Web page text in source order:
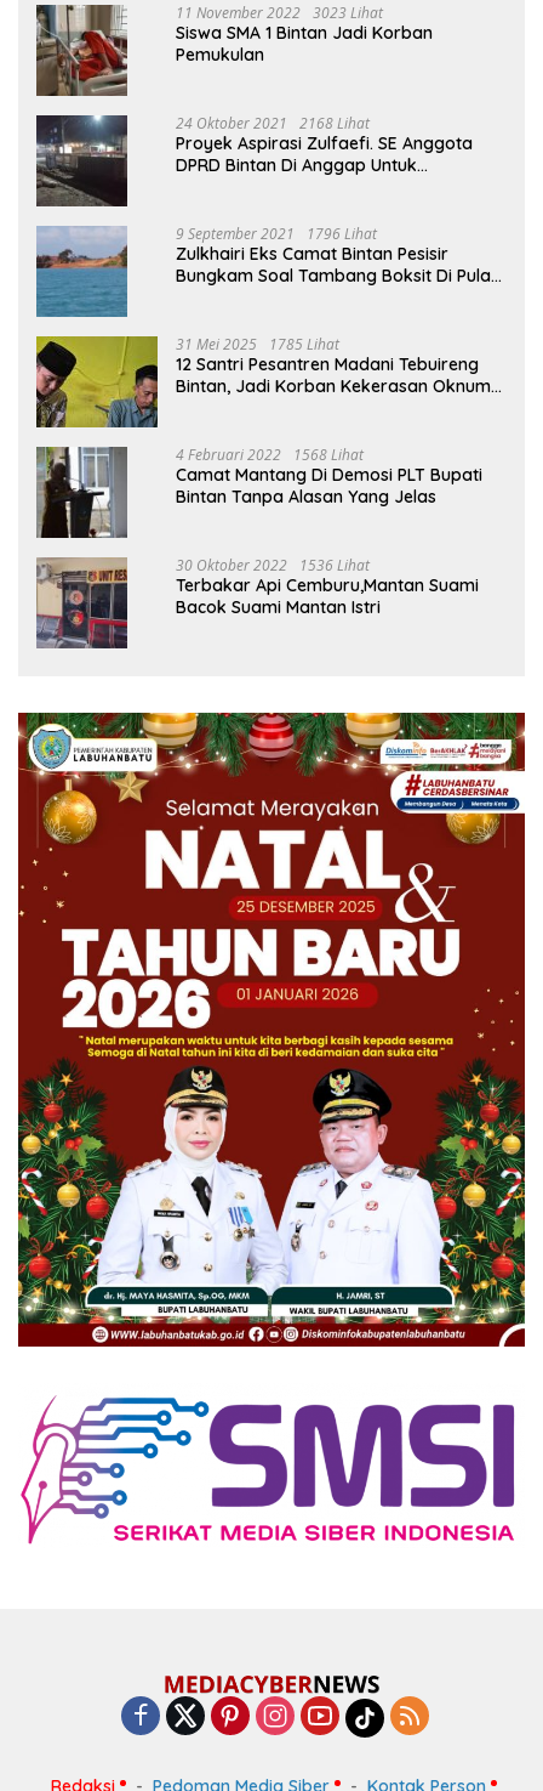
11 November 2022 3023 Lihat
Siswa SMA 1 Bintan Jadi Korban
Pemukulan
24 Oktober 2021 2168 Lihat
Proyek Aspirasi Zulfaefi. SE Anggota
DPRD Bintan Di Anggap Untuk
9 September 2021 1796 Lihat
Zulkhairi Eks Camat Bintan Pesisir
Bungkam Soal Tambang Boksit Di Pulau
31 Mei 2025 1785 Lihat
12 Santri Pesantren Madani Tebuireng
Bintan, Jadi Korban Kekerasan Oknum
4 Februari 2022 1568 Lihat
Camat Mantang Di Demosi PLT Bupati
Bintan Tanpa Alasan Yang Jelas
30 Oktober 2022 1536 Lihat
Terbakar Api Cemburu,Mantan Suami
Bacok Suami Mantan Istri
Redaksi Pedoman Media Siber Kontak Person